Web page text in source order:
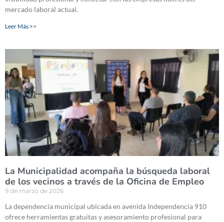
mercado laboral actual.
Leer Más >>
La Municipalidad acompaña la búsqueda laboral
de los vecinos a través de la Oficina de Empleo
9 de marzo de 2026
La dependencia municipal ubicada en avenida Independencia 910
ofrece herramientas gratuitas y asesoramiento profesional para